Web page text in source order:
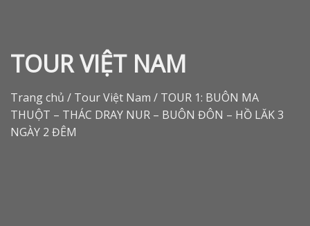
TOUR VIỆT NAM
Trang chủ / Tour Việt Nam / TOUR 1: BUÔN MA
THUỘT – THÁC DRAY NUR – BUÔN ĐÔN – HỒ LĂK 3
NGÀY 2 ĐÊM